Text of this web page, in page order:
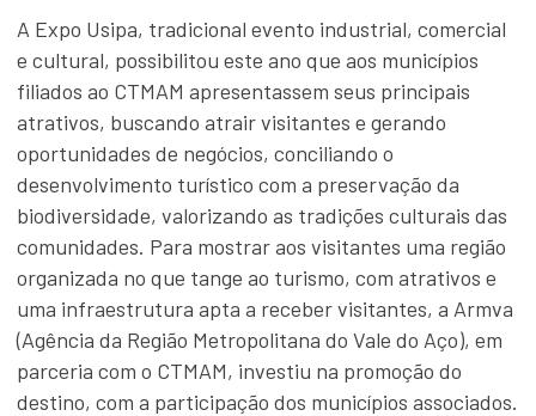
A Expo Usipa, tradicional evento industrial, comercial
e cultural, possibilitou este ano que aos municípios
filiados ao CTMAM apresentassem seus principais
atrativos, buscando atrair visitantes e gerando
oportunidades de negócios, conciliando o
desenvolvimento turístico com a preservação da
biodiversidade, valorizando as tradições culturais das
comunidades. Para mostrar aos visitantes uma região
organizada no que tange ao turismo, com atrativos e
uma infraestrutura apta a receber visitantes, a Armva
(Agência da Região Metropolitana do Vale do Aço), em
parceria com o CTMAM, investiu na promoção do
destino, com a participação dos municípios associados.